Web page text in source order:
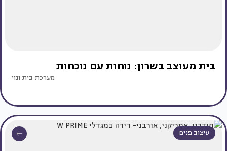
בית מעוצב בשרון: נוחות עם נוכחות
מערכת בית ונוי
עיצוב פנים